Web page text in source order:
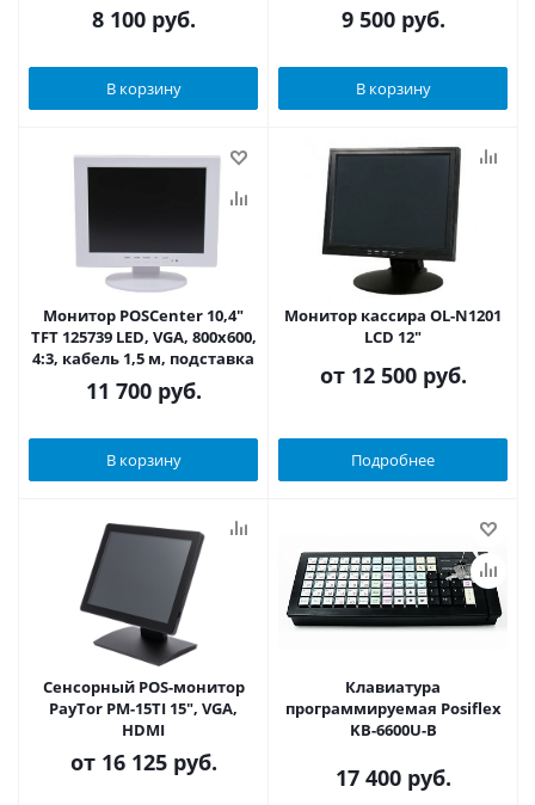
8 100руб.
В корзину
9 500руб.
В корзину
Монитор POSCenter 10,4"
TFT 125739 LED, VGA, 800х600,
4:3, кабель 1,5 м, подставка
11 700руб.
В корзину
Монитор кассира OL-N1201
LCD 12"
от 12 500 руб.
Подробнее
Cенсорный POS-монитор
PayTor PM-15TI 15", VGA,
HDMI
от 16 125 руб.
Клавиатура
программируемая Posiflex
KB-6600U-B
17 400руб.